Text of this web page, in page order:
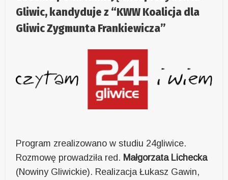
Gliwic, kandyduje z “KWW Koalicja dla
Gliwic Zygmunta Frankiewicza”
Program zrealizowano w studiu 24gliwice.
Rozmowę prowadziła red. Małgorzata Lichecka
(Nowiny Gliwickie). Realizacja Łukasz Gawin,